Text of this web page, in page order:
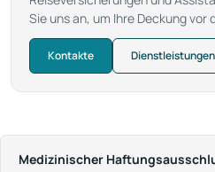
Sie uns an, um Ihre Deckung
Kontakte Dienstleistungen
Medizinischer